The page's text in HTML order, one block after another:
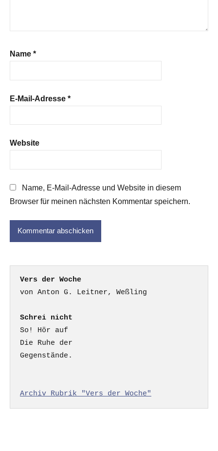
Name *
E-Mail-Adresse *
Website
Name, E-Mail-Adresse und Website in diesem
Browser für meinen nächsten Kommentar speichern.
Vers der Woche
Schrei nicht
So! Hör auf
Die Ruhe der
Gegenstände.
Archiv Rubrik "Vers der Woche"